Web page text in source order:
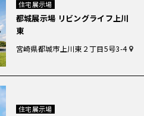
住宅展示場
都城展示場 リビングライフ上川
東
宮崎県都城市上川東２丁目5号3-4
住宅展示場